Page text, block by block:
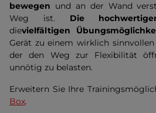
bewegen und an der Wand
Weg ist. Die
dievielfältigen
Gerät zu einem wirklich
der den Weg zur Flexibilität
unnötig zu belasten.
Erweitern Sie Ihre
Box.